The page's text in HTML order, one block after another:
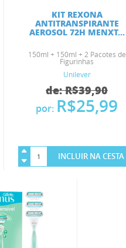
KIT REXONA
ANTITRANSPIRANTE
AEROSOL 72H MENXT...
150ml + 150ml + 2 Pacotes de
Figurinhas
Unilever
de: R$39,90
por: R$25,99
INCLUIR NA CESTA